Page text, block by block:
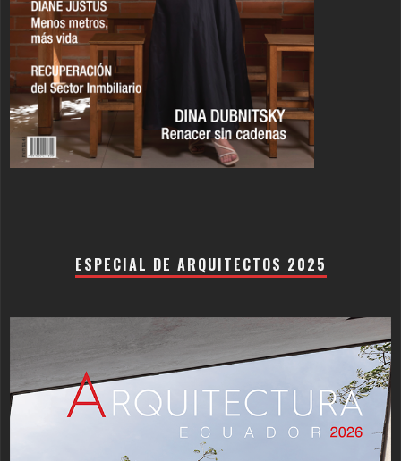
ESPECIAL DE ARQUITECTOS 2025